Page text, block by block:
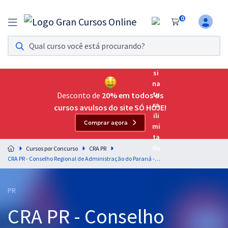
0
Assinatura Ilimitada 11
Acesso a todos os cursos. Teste grátis por 7 dias!
Assinatura OAB Até Passar
Acesso ilimitado a toda preparação para o Exame da
Residências Multiprofissionais
Preparação completa e intensiva para as principais
residências em saúde do Brasil
Cursos 20% OFF
Desconto de 20% em todos os
cursos avulsos do site SÓ HOJE!
Comprar agora
Cursos por Concurso
CRA PR
CRA PR - Conselho Regional de Administração do Paraná - Conhecimentos Específicos para Agente Administrativo (Pós-Edital)
PR
CRA PR - Conselho